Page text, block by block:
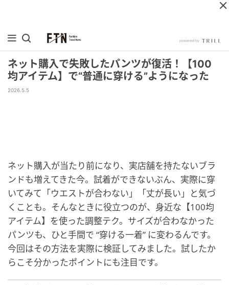
ネット購入で失敗したパンツが復活！【100
均アイテム】で“普通に穿ける”ようになった
2026.5.5
ネット購入が当たり前になり、実店舗を持たないブラ
ンドも増えてきた今。試着ができないぶん、実際に穿
いてみて「ウエストが合わない」「丈が長い」と気づ
くことも。そんなときに役立つのが、身近な【100均
アイテム】を使った調整テク。サイズが合わなかった
パンツも、ひと手間で “穿ける一着” に変わるんです。
今回はその方法を実際に検証してみました。試したか
らこそ分かったポイントにも注目です。